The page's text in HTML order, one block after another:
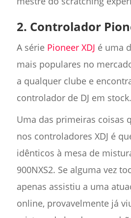
2. Controlador
A série Pioneer XDJ é uma
mais populares no
a qualquer clube e
controlador de DJ em stock.
Uma das primeiras coisas
nos controladores XDJ é
idênticos à mesa de
900NXS2. Se alguma vez
apenas assistiu a uma
online, provavelmente já